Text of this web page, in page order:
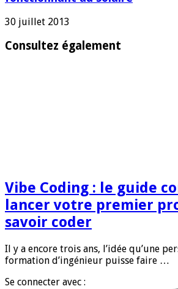
30 juillet 2013
Consultez également
Vibe Coding : le guide
lancer votre premier
savoir coder
Il y a encore trois ans, l’idée qu’une
formation d’ingénieur puisse faire …
Se connecter avec :